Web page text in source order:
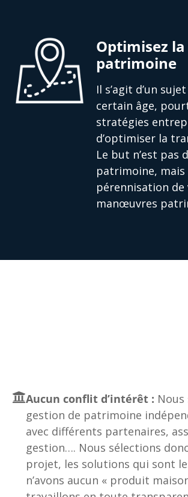
Optimisez
patrimoine
Il s’agit d’un
certain âge,
stratégies
d’optimiser la
Le but n’est pas
patrimoine, mais
pérennisation
manœuvres
Aucun conflit d’intérêt :
gestion de patrimoine
avec différents partenaires,
gestion…. Nous sélections
projet, les solutions qui sont
n’avons aucun « produit